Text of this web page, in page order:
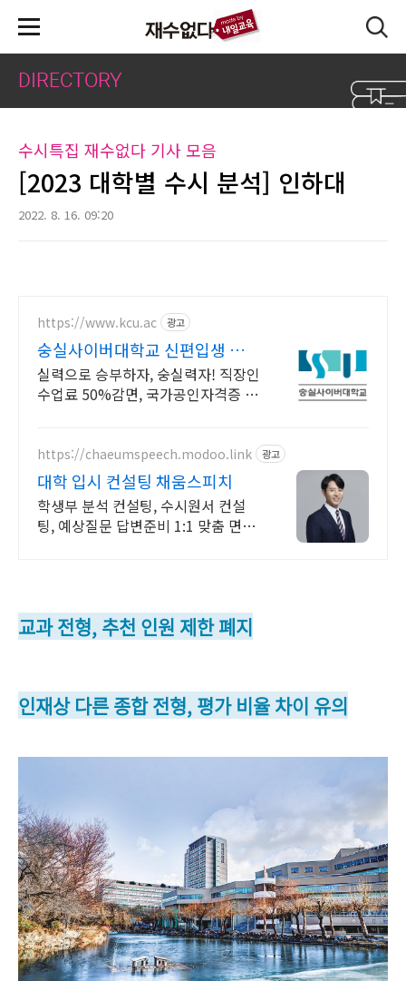
DIRECTORY
수시특집 재수없다 기사 모음
[2023 대학별 수시 분석] 인하대
2022. 8. 16. 09:20
https://www.kcu.ac 광고
숭실사이버대학교 신편입생 모집
중!
실력으로 승부하자, 숭실력자! 직장인
수업료 50%감면, 국가공인자격증 취
이버대학교!
https://chaeumspeech.modoo.link 광고
대학 입시 컨설팅 채움스피치
학생부 분석 컨설팅, 수시원서 컨설
팅, 예상질문 답변준비 1:1 맞춤 면접
교과 전형, 추천 인원 제한 폐지
인재상 다른 종합 전형, 평가 비율 차이 유의